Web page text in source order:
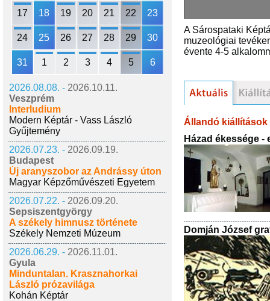
17 18 19 20 21 22 23
24 25 26 27 28 29 30
31 1 2 3 4 5 6
2026.08.08. - 2026.10.11.
Veszprém
Interludium
Modern Képtár - Vass László
Gyűjtemény
2026.07.23. - 2026.09.19.
Budapest
Új aranyszobor az Andrássy úton
Magyar Képzőművészeti Egyetem
2026.07.22. - 2026.09.20.
Sepsiszentgyörgy
A székely himnusz története
Székely Nemzeti Múzeum
2026.06.29. - 2026.11.01.
Gyula
Minduntalan. Krasznahorkai
László prózavilága
Kohán Képtár
A Sárospataki
muzeológiai
évente 4-5
Állandó kiállítások
Házad ékessége -
Domján József